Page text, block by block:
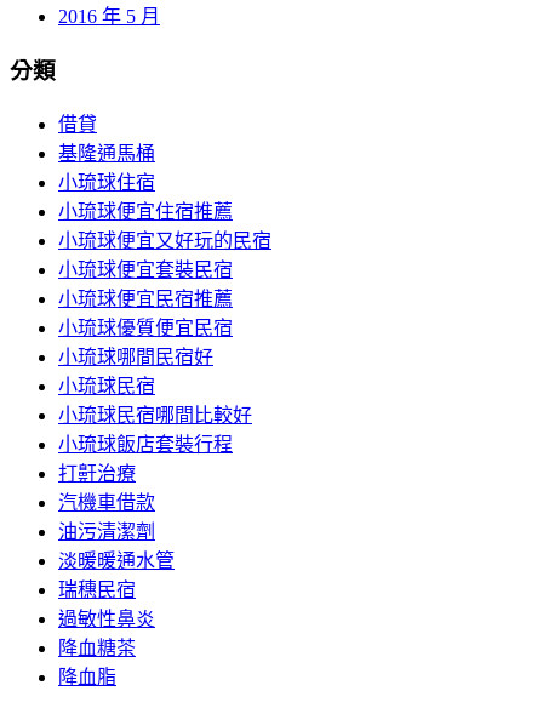
2016 年 5 月
分類
借貸
基隆通馬桶
小琉球住宿
小琉球便宜住宿推薦
小琉球便宜又好玩的民宿
小琉球便宜套裝民宿
小琉球便宜民宿推薦
小琉球優質便宜民宿
小琉球哪間民宿好
小琉球民宿
小琉球民宿哪間比較好
小琉球飯店套裝行程
打鼾治療
汽機車借款
油污清潔劑
淡暖暖通水管
瑞穗民宿
過敏性鼻炎
降血糖茶
降血脂